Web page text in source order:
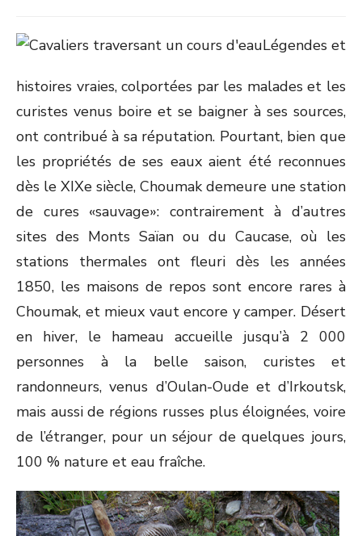
Légendes et
histoires vraies, colportées par les malades et les
curistes venus boire et se baigner à ses sources,
ont contribué à sa réputation. Pourtant, bien que
les propriétés de ses eaux aient été reconnues
dès le XIXe siècle, Choumak demeure une station
de cures «sauvage»: contrairement à d’autres
sites des Monts Saïan ou du Caucase, où les
stations thermales ont fleuri dès les années
1850, les maisons de repos sont encore rares à
Choumak, et mieux vaut encore y camper. Désert
en hiver, le hameau accueille jusqu’à 2 000
personnes à la belle saison, curistes et
randonneurs, venus d’Oulan-Oude et d’Irkoutsk,
mais aussi de régions russes plus éloignées, voire
de l’étranger, pour un séjour de quelques jours,
100 % nature et eau fraîche.